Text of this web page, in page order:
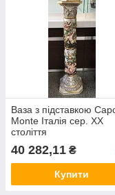
Ваза з підставкою
Monte Італія сер. ХХ
століття
40 282,11 ₴
Купити